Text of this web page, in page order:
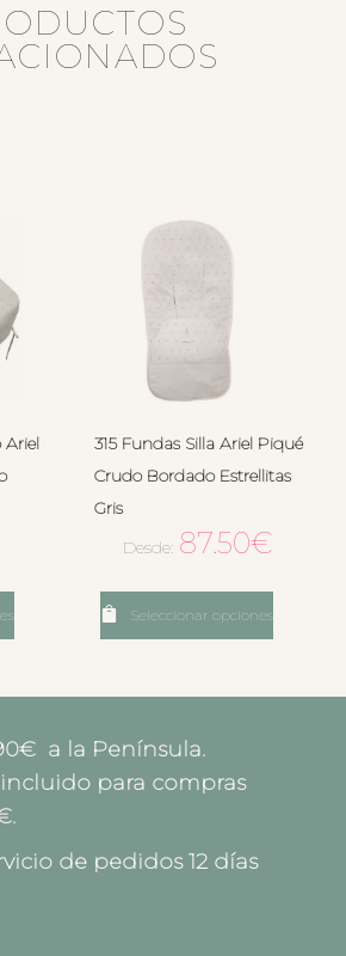
Ariel
315 Fundas Silla Ariel Piqué
Crudo Bordado Estrellitas
Gris
Desde: 87.50€
Seleccionar opciones
3.90€ a la Península.
para compras
de pedidos 12 días